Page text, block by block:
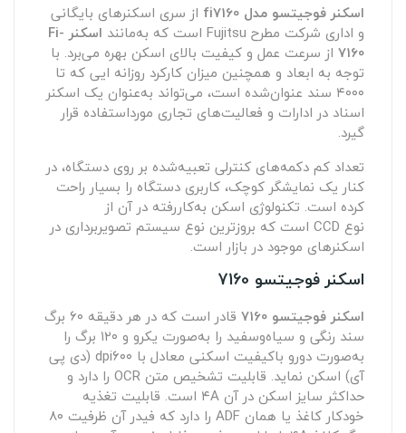
اسکنر فوجیتسو مدل fi7160 از سری اسکنرهای بایگانی
و اداری شرکت مطرح Fujitsu است که به‌مانند اسکنرFi-
7160 از سرعت عمل و کیفیت بالای اسکن بهره می‌برد. با
توجه به ابعاد و همچنین میزان کارکرد روزانه ایی که تا
۴۰۰۰ سند عنوان‌شده است، می‌تواند به‌عنوان یک اسکنر
اسناد در ادارات و فعالیت‌های تجاری مورداستفاده قرار
گیرد.
تعداد کم دکمه‌های کنترلی تعبیه‌شده بر روی دستگاه، در
کنار یک نمایشگر کوچک، کاربری دستگاه را بسیار راحت
کرده است. تکنولوژی اسکن به‌کاررفته در آن از
نوع CCD است که بروزترین نوع سیستم تصویربرداری در
اسکنرهای موجود در بازار است.
اسکنر فوجیتسو 7160
اسکنر فوجیتسو 7160
قادر است که در هر دقیقه ۶۰ برگ
سند رنگی و سیاه‌وسفید را به‌صورت یکرو و ۱۲۰ برگ را
به‌صورت دورو باکیفیت اسکنی معادل با ۶۰۰
dpi (دی پی
آی) اسکن نماید. قابلیت تشخیص متن OCR را دارد و
حداکثر سایز اسکن در آن A
۴ است. قابلیت تغذیه
خودکار کاغذ یا همان ADF
را دارد که فیدر آن ظرفیت ۸۰